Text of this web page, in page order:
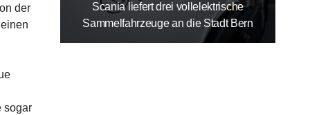
der
sogar
Scania liefert drei vollelektrische
Sammelfahrzeuge an die Stadt Bern